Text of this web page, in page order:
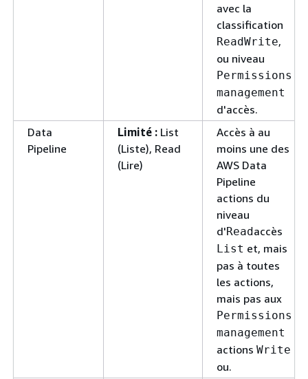
avec la
classification
ReadWrite,
ou niveau
Permissions
management
d'accès.
Data
Pipeline
Limité : List
(Liste), Read
(Lire)
Accès à au
moins une des
AWS Data
Pipeline
actions du
niveau
d'Readaccès
List et, mais
pas à toutes
les actions,
mais pas aux
Permissions
management
actions Write
ou.